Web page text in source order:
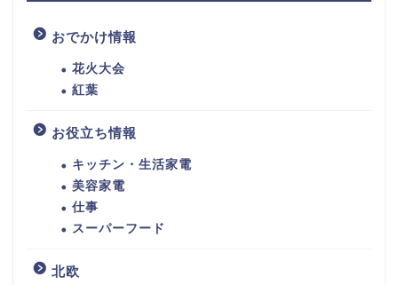
おでかけ情報
花火大会
紅葉
お役立ち情報
キッチン・生活家電
美容家電
仕事
スーパーフード
北欧